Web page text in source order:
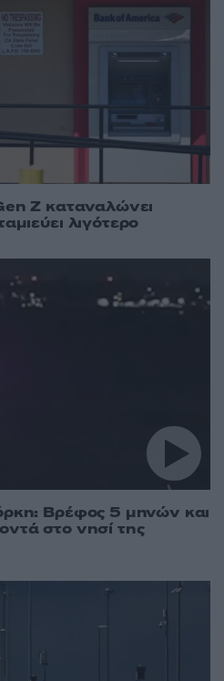
Z καταναλώνει
λιγότερο
Βρέφος 5 μηνών και
στο νησί της